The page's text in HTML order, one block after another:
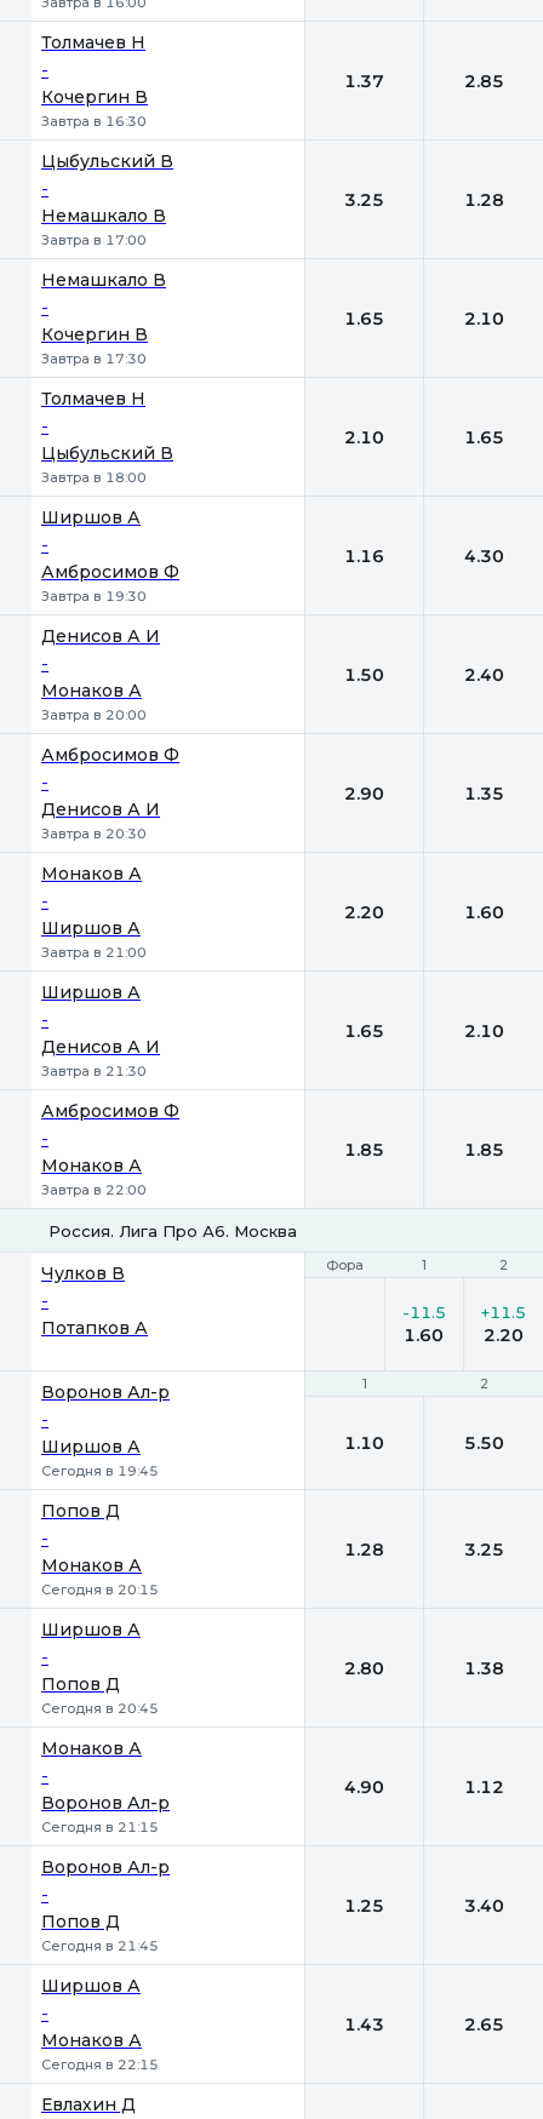
Толмачев Н
-
Кочергин В
Завтра в 16:30
1.37 2.85
Цыбульский В
-
Немашкало В
Завтра в 17:00
3.25 1.28
Немашкало В
-
Кочергин В
Завтра в 17:30
1.65 2.10
Толмачев Н
-
Цыбульский В
Завтра в 18:00
2.10 1.65
Ширшов А
-
Амбросимов Ф
Завтра в 19:30
1.16 4.30
Денисов А И
-
Монаков А
Завтра в 20:00
1.50 2.40
Амбросимов Ф
-
Денисов А И
Завтра в 20:30
2.90 1.35
Монаков А
-
Ширшов А
Завтра в 21:00
2.20 1.60
Ширшов А
-
Денисов А И
Завтра в 21:30
1.65 2.10
Амбросимов Ф
-
Монаков А
Завтра в 22:00
1.85 1.85
Россия. Лига Про А6. Москва
Фора 1 2
Чулков В
-
Потапков А
Фора 1 2
-11.5
1.60
+11.5
2.20
1 2
Воронов Ал-р
-
Ширшов А
Сегодня в 19:45
1 2
1.10 5.50
Попов Д
-
Монаков А
Сегодня в 20:15
1.28 3.25
Ширшов А
-
Попов Д
Сегодня в 20:45
2.80 1.38
Монаков А
-
Воронов Ал-р
Сегодня в 21:15
4.90 1.12
Воронов Ал-р
-
Попов Д
Сегодня в 21:45
1.25 3.40
Ширшов А
-
Монаков А
Сегодня в 22:15
1.43 2.65
Евлахин Д